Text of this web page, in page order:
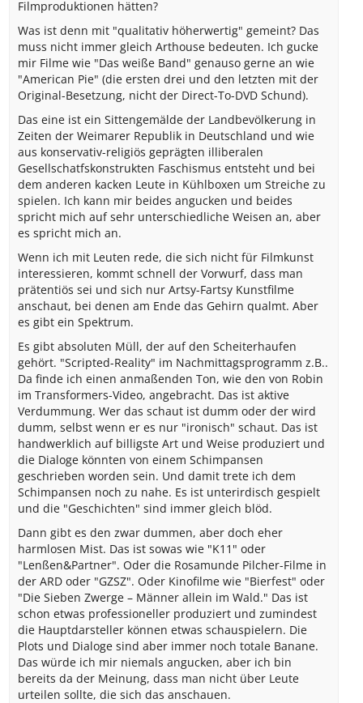
Filmproduktionen hätten?
Was ist denn mit "qualitativ höherwertig" gemeint? Das
muss nicht immer gleich Arthouse bedeuten. Ich gucke
mir Filme wie "Das weiße Band" genauso gerne an wie
"American Pie" (die ersten drei und den letzten mit der
Original-Besetzung, nicht der Direct-To-DVD Schund).
Das eine ist ein Sittengemälde der Landbevölkerung in
Zeiten der Weimarer Republik in Deutschland und wie
aus konservativ-religiös geprägten illiberalen
Gesellschatfskonstrukten Faschismus entsteht und bei
dem anderen kacken Leute in Kühlboxen um Streiche zu
spielen. Ich kann mir beides angucken und beides
spricht mich auf sehr unterschiedliche Weisen an, aber
es spricht mich an.
Wenn ich mit Leuten rede, die sich nicht für Filmkunst
interessieren, kommt schnell der Vorwurf, dass man
prätentiös sei und sich nur Artsy-Fartsy Kunstfilme
anschaut, bei denen am Ende das Gehirn qualmt. Aber
es gibt ein Spektrum.
Es gibt absoluten Müll, der auf den Scheiterhaufen
gehört. "Scripted-Reality" im Nachmittagsprogramm z.B..
Da finde ich einen anmaßenden Ton, wie den von Robin
im Transformers-Video, angebracht. Das ist aktive
Verdummung. Wer das schaut ist dumm oder der wird
dumm, selbst wenn er es nur "ironisch" schaut. Das ist
handwerklich auf billigste Art und Weise produziert und
die Dialoge könnten von einem Schimpansen
geschrieben worden sein. Und damit trete ich dem
Schimpansen noch zu nahe. Es ist unterirdisch gespielt
und die "Geschichten" sind immer gleich blöd.
Dann gibt es den zwar dummen, aber doch eher
harmlosen Mist. Das ist sowas wie "K11" oder
"Lenßen&Partner". Oder die Rosamunde Pilcher-Filme in
der ARD oder "GZSZ". Oder Kinofilme wie "Bierfest" oder
"Die Sieben Zwerge – Männer allein im Wald." Das ist
schon etwas professioneller produziert und zumindest
die Hauptdarsteller können etwas schauspielern. Die
Plots und Dialoge sind aber immer noch totale Banane.
Das würde ich mir niemals angucken, aber ich bin
bereits da der Meinung, dass man nicht über Leute
urteilen sollte, die sich das anschauen.